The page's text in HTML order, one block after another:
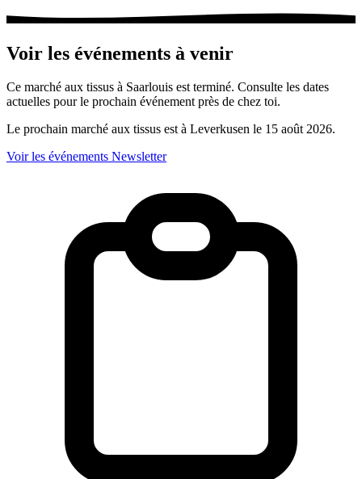
Voir les événements à venir
Ce marché aux tissus à Saarlouis est terminé. Consulte les dates
actuelles pour le prochain événement près de chez toi.
Le prochain marché aux tissus est à Leverkusen le 15 août 2026.
Voir les événements Newsletter